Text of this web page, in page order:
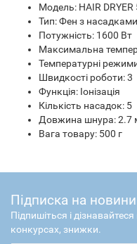
Модель: HAIR DRYER
Тип: Фен з насадками
Потужність: 1600 Вт
Максимальна
Температурні
Швидкості роботи: 3
Функція: Іонізація
Кількість насадок: 5
Довжина шнура: 2.7
Вага товару: 500 г
Підписка на новини
Підпишіться і
конкурсах, знижки.